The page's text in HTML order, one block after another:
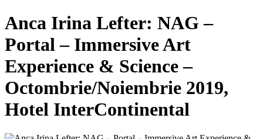
Anca Irina Lefter: NAG –
Portal – Immersive Art
Experience & Science –
Octombrie/Noiembrie 2019,
Hotel InterContinental